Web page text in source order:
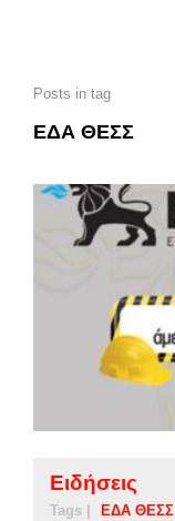
Posts in tag
ΕΔΑ ΘΕΣΣ
Ειδήσεις
Tags | ΕΔΑ ΘΕΣΣ